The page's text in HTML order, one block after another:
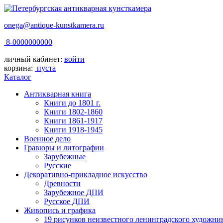
onega@antique-kunstkamera.ru
8-0000000000
личный кабинет: войти
корзина: пуста
Каталог
Антикварная книга
Книги до 1801 г.
Книги 1802-1860
Книги 1861-1917
Книги 1918-1945
Военное дело
Гравюры и литографии
Зарубежные
Русские
Декоративно-прикладное искусство
Древности
Зарубежное ДПИ
Русское ДПИ
Живопись и графика
19 рисунков неизвестного ленинградского